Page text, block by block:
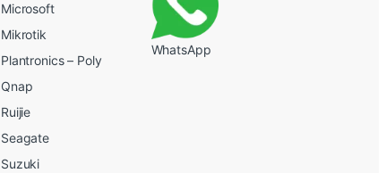
Microsoft
Mikrotik
Plantronics – Poly
Qnap
Ruijie
Seagate
Suzuki
WhatsApp